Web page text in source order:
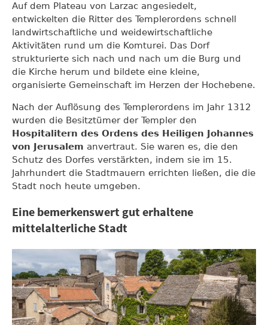
Auf dem Plateau von Larzac angesiedelt,
entwickelten die Ritter des Templerordens schnell
landwirtschaftliche und weidewirtschaftliche
Aktivitäten rund um die Komturei. Das Dorf
strukturierte sich nach und nach um die Burg und
die Kirche herum und bildete eine kleine,
organisierte Gemeinschaft im Herzen der Hochebene.
Nach der Auflösung des Templerordens im Jahr 1312
wurden die Besitztümer der Templer den
Hospitalitern des Ordens des Heiligen Johannes
von Jerusalem anvertraut. Sie waren es, die den
Schutz des Dorfes verstärkten, indem sie im 15.
Jahrhundert die Stadtmauern errichten ließen, die die
Stadt noch heute umgeben.
Eine bemerkenswert gut erhaltene
mittelalterliche Stadt